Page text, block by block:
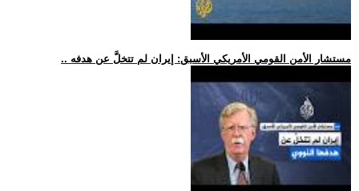
.. مستشار الأمن القومي الأمريكي الأسبق: إيران لم تتخلَّ عن هدفه